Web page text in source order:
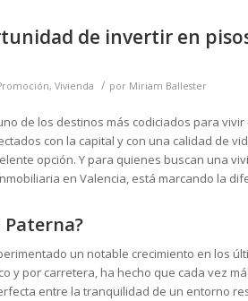
de invertir en
, Vivienda / por Miriam Ballester
de los destinos más codiciados para
con la capital y con una calidad de
opción. Y para quienes buscan una
en Valencia, está marcando la
un notable crecimiento en los
y por carretera, ha hecho que cada vez
entre la tranquilidad de un entorno